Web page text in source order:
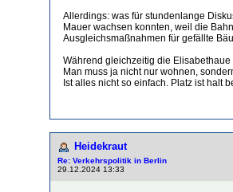
Allerdings: was für stundenlange
Mauer wachsen konnten, weil die
Ausgleichsmaßnahmen für gefällte
Während gleichzeitig die
Man muss ja nicht nur wohnen,
Ist alles nicht so einfach. Platz ist halt
Heidekraut
Re: Verkehrspolitik in Berlin
29.12.2024 13:33